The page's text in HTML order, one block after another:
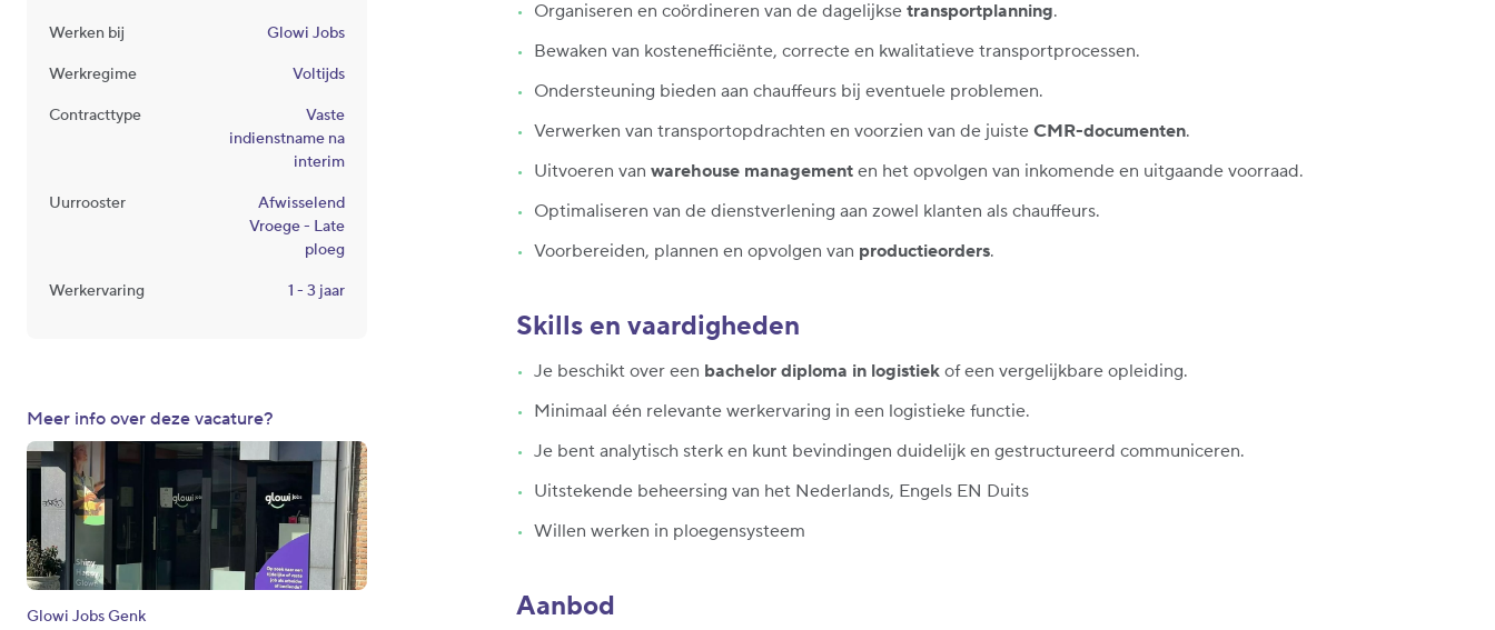
Werken bij Glowi Jobs
Werkregime Voltijds
Contracttype
Vaste
indienstname na
interim
Uurrooster
Afwisselend
Vroege - Late
ploeg
Werkervaring 1 - 3 jaar
Meer info over deze vacature?
Glowi Jobs Genk
Organiseren en coördineren van de dagelijkse transportplanning.
Bewaken van kostenefficiënte, correcte en kwalitatieve transportprocessen.
Ondersteuning bieden aan chauffeurs bij eventuele problemen.
Verwerken van transportopdrachten en voorzien van de juiste CMR-documenten.
Uitvoeren van warehouse management en het opvolgen van inkomende en uitgaande voorraad.
Optimaliseren van de dienstverlening aan zowel klanten als chauffeurs.
Voorbereiden, plannen en opvolgen van productieorders.
Skills en vaardigheden
Je beschikt over een bachelor diploma in logistiek of een vergelijkbare opleiding.
Minimaal één relevante werkervaring in een logistieke functie.
Je bent analytisch sterk en kunt bevindingen duidelijk en gestructureerd communiceren.
Uitstekende beheersing van het Nederlands, Engels EN Duits
Willen werken in ploegensysteem
Aanbod